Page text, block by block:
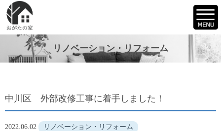
リノベーション・リフォーム
中川区 外部改修工事に着手しました！
2022.06.02 リノベーション・リフォーム